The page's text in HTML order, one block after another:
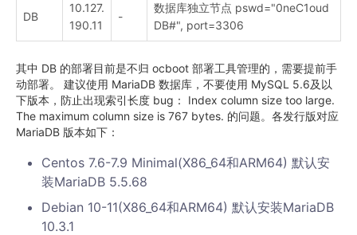
DB
10.127.
190.11
-
数据库独立节点 pswd="0neC1oud
DB#", port=3306
其中 DB 的部署目前是不归 ocboot 部署工具管理的，需要提前手
动部署。 建议使用 MariaDB 数据库，不要使用 MySQL 5.6及以
下版本，防止出现索引长度 bug： Index column size too large.
The maximum column size is 767 bytes. 的问题。各发行版对应
MariaDB 版本如下：
Centos 7.6-7.9 Minimal(X86_64和ARM64) 默认安
装MariaDB 5.5.68
Debian 10-11(X86_64和ARM64) 默认安装MariaDB
10.3.1